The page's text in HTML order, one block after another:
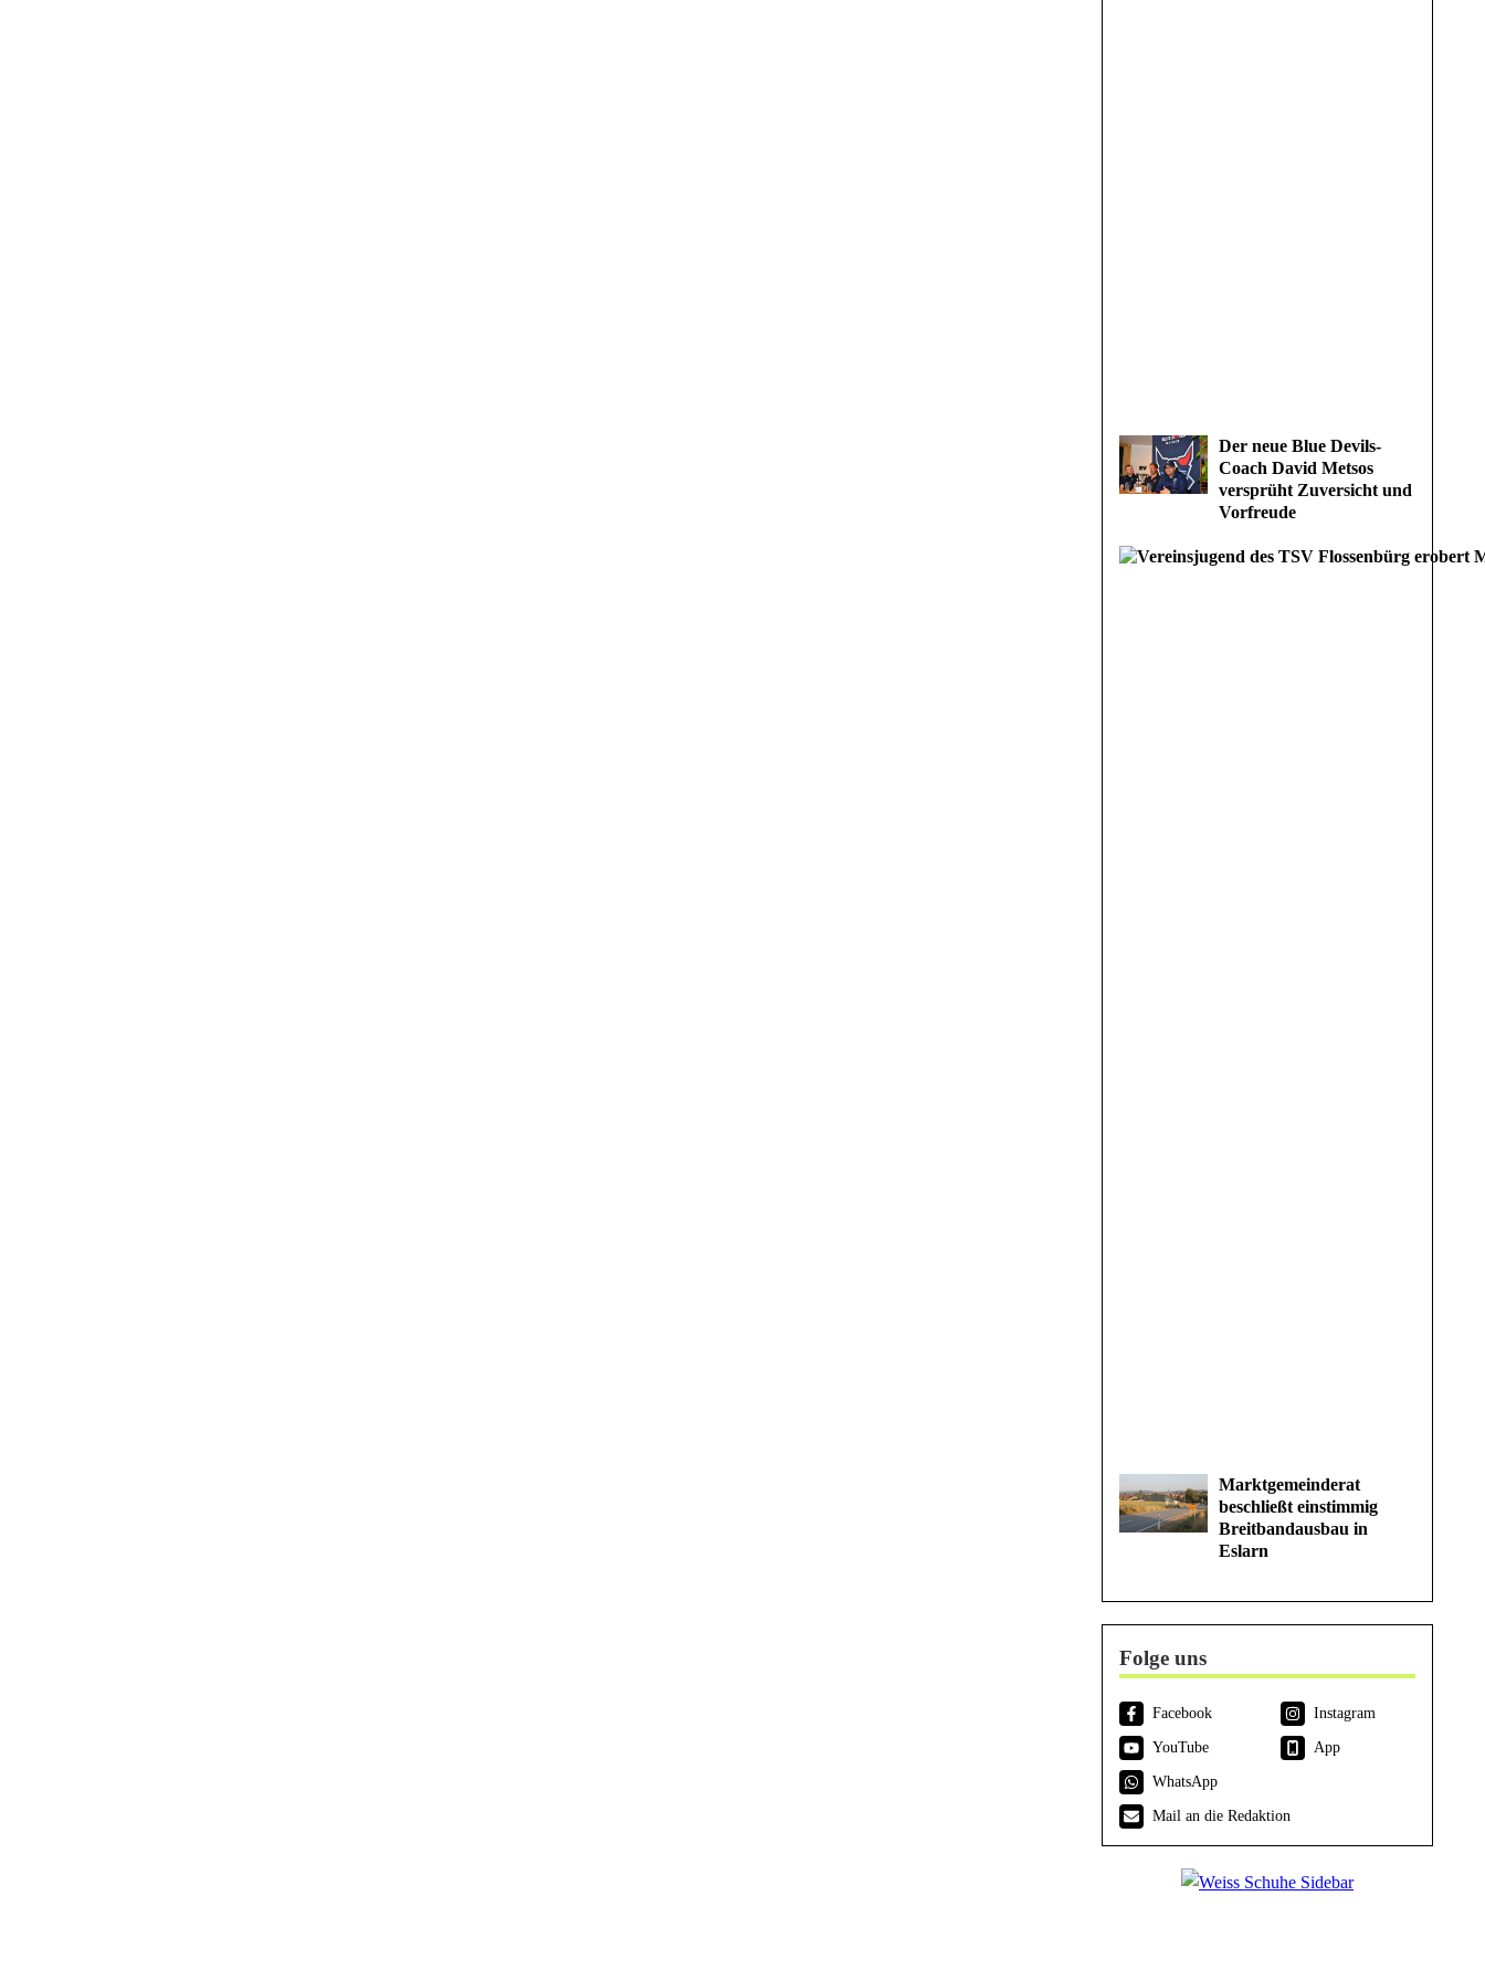
Der neue Blue Devils-
Coach David Metsos
versprüht Zuversicht und
Vorfreude
Marktgemeinderat
beschließt einstimmig
Breitbandausbau in
Eslarn
Folge uns
Facebook
Instagram
YouTube
App
WhatsApp
Mail an die Redaktion